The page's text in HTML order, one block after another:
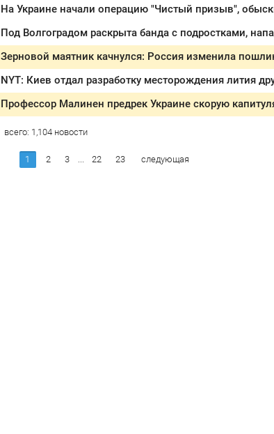
На Украине начали операцию "Чистый призыв",
Под Волгоградом раскрыта банда с подростками,
Зерновой маятник качнулся: Россия изменила
NYT: Киев отдал разработку месторождения лития
Профессор Малинен предрек Украине скорую
всего: 1,104 новости
1 2 3 ... 22 23 следующая